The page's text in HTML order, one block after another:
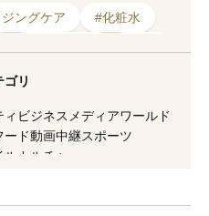
ングケア
#化粧水
ューティ
#美容液
#敏感肌
ゴリ
ィ ビジネス メディアワールド
ード動画中継スポーツ
カルチャー